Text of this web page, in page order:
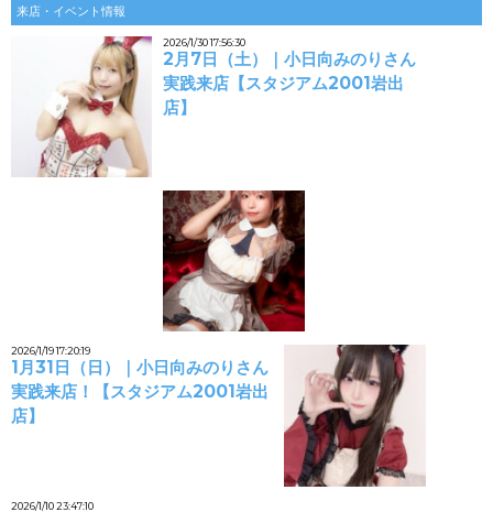
来店・イベント情報
2026/1/30 17:56:30
2月7日（土）｜小日向みのりさん
実践来店【スタジアム2001岩出
店】
2026/1/19 17:20:19
1月31日（日）｜小日向みのりさん
実践来店！【スタジアム2001岩出
店】
2026/1/10 23:47:10